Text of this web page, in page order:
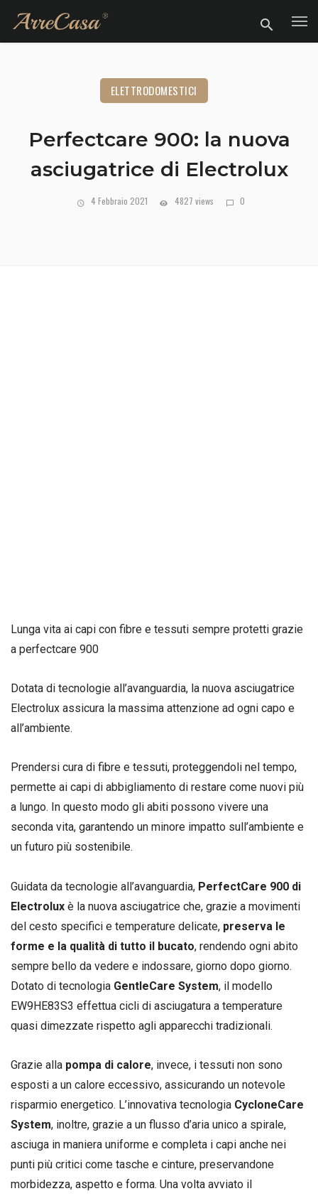
ELETTRODOMESTICI
Perfectcare 900: la nuova
asciugatrice di Electrolux
4 Febbraio 2021 4827 views 0
Lunga vita ai capi con fibre e tessuti sempre protetti grazie
a perfectcare 900
Dotata di tecnologie all’avanguardia, la nuova asciugatrice
Electrolux assicura la massima attenzione ad ogni capo e
all’ambiente.
Prendersi cura di fibre e tessuti, proteggendoli nel tempo,
permette ai capi di abbigliamento di restare come nuovi più
a lungo. In questo modo gli abiti possono vivere una
seconda vita, garantendo un minore impatto sull’ambiente e
un futuro più sostenibile.
Guidata da tecnologie all’avanguardia, PerfectCare 900 di
Electrolux è la nuova asciugatrice che, grazie a movimenti
del cesto specifici e temperature delicate, preserva le
forme e la qualità di tutto il bucato, rendendo ogni abito
sempre bello da vedere e indossare, giorno dopo giorno.
Dotato di tecnologia GentleCare System, il modello
EW9HE83S3 effettua cicli di asciugatura a temperature
quasi dimezzate rispetto agli apparecchi tradizionali.
Grazie alla pompa di calore, invece, i tessuti non sono
esposti a un calore eccessivo, assicurando un notevole
risparmio energetico. L’innovativa tecnologia CycloneCare
System, inoltre, grazie a un flusso d’aria unico a spirale,
asciuga in maniera uniforme e completa i capi anche nei
punti più critici come tasche e cinture, preservandone
morbidezza, aspetto e forma. Una volta avviato il